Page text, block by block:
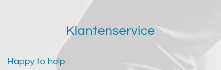
Klantenservice
Happy to help